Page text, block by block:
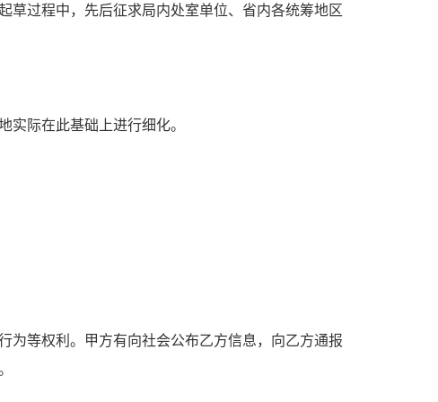
草过程中，先后征求局内处室单位、省内各统筹地区
实际在此基础上进行细化。
为等权利。甲方有向社会公布乙方信息，向乙方通报